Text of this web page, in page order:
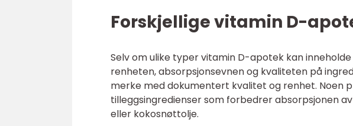
Forskjellige vitamin D-
Selv om ulike typer vitamin D-apotek kan
renheten, absorpsjonsevnen og kvaliteten på
merke med dokumentert kvalitet og renhet. Noen
tilleggsingredienser som forbedrer absorpsjonen
eller kokosnøttolje.